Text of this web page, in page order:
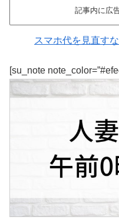
記事内に広
スマホ代を見直す
[su_note